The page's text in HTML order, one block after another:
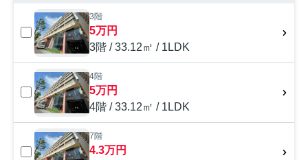
3階
5万円
3階 / 33.12㎡ / 1LDK
4階
5万円
4階 / 33.12㎡ / 1LDK
7階
4.3万円